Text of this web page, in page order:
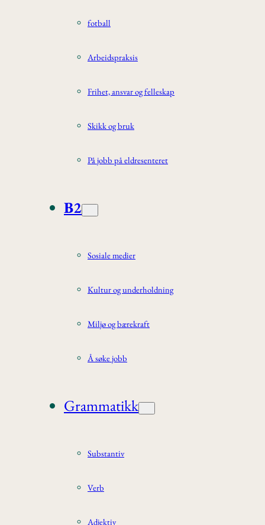
fotball
Arbeidspraksis
Frihet, ansvar og felleskap
Skikk og bruk
På jobb på eldresenteret
B2
Sosiale medier
Kultur og underholdning
Miljø og bærekraft
Å søke jobb
Grammatikk
Substantiv
Verb
Adjektiv